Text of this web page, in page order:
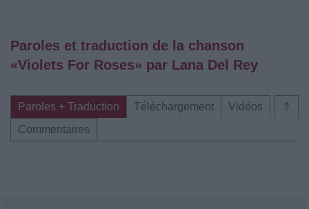
Paroles et traduction de la chanson
«Violets For Roses» par Lana Del Rey
⇑
Paroles + Traduction Téléchargement
Vidéos
Commentaires